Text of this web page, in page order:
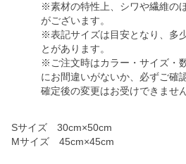
※素材の特性上、シワや繊維の
がございます。
※表記サイズは目安となり、多
とがあります。
※ご注文時はカラー・サイズ・
にお間違いがないか、必ずご確
確定後の変更はお受けできません
Sサイズ 30cm×50cm
Mサイズ 45cm×45cm